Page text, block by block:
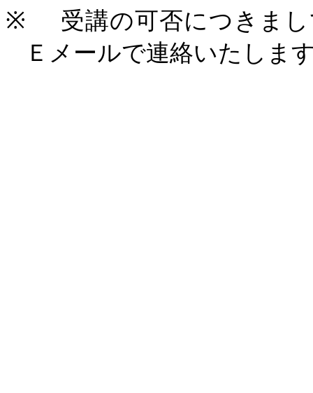
※
受講の可否につきま
Ｅ メールで連絡いたしま